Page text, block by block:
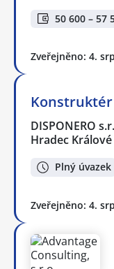
50 600 – 57
Zveřejněno: 4.
Konstruktér
DISPONERO
Hradec Králové
Plný úvazek
Zveřejněno: 4.